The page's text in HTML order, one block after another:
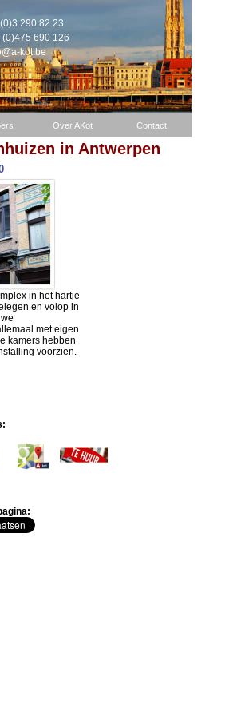
290 82 23
(0)475 690 126
kot.be
Over AKot Contact
in Antwerpen
in het hartje
en volop in
met eigen
kamers hebben
voorzien.